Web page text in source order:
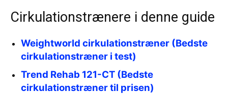
Cirkulationstrænere i denne guide
Weightworld cirkulationstræner (Bedste
cirkulationstræner i test)
Trend Rehab 121-CT (Bedste
cirkulationstræner til prisen)